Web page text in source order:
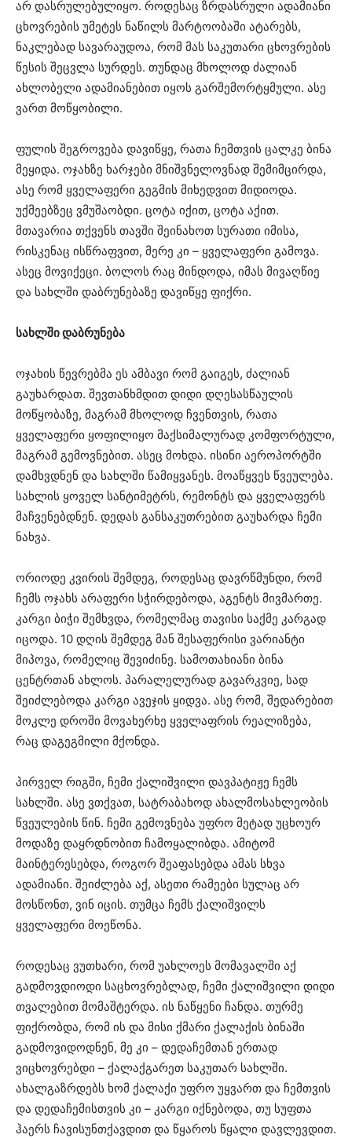
არ დასრულებულიყო. როდესაც ზრდასრული ადამიანი
ცხოვრების უმეტეს ნაწილს მარტოობაში ატარებს,
ნაკლებად სავარაუდოა, რომ მას საკუთარი ცხოვრების
წესის შეცვლა სურდეს. თუნდაც მხოლოდ ძალიან
ახლობელი ადამიანებით იყოს გარშემორტყმული. ასე
ვართ მოწყობილი.
ფულის შეგროვება დავიწყე, რათა ჩემთვის ცალკე ბინა
მეყიდა. ოჯახზე ხარჯები მნიშვნელოვნად შემიმცირდა,
ასე რომ ყველაფერი გეგმის მიხედვით მიდიოდა.
უქმეებზეც ვმუშაობდი. ცოტა იქით, ცოტა აქით.
მთავარია თქვენს თავში შეინახოთ სურათი იმისა,
რისკენაც ისწრაფვით, მერე კი – ყველაფერი გამოვა.
ასეც მოვიქეცი. ბოლოს რაც მინდოდა, იმას მივაღწიე
და სახლში დაბრუნებაზე დავიწყე ფიქრი.
სახლში დაბრუნება
ოჯახის წევრებმა ეს ამბავი რომ გაიგეს, ძალიან
გაუხარდათ. შევთანხმდით დიდი დღესასწაულის
მოწყობაზე, მაგრამ მხოლოდ ჩვენთვის, რათა
ყველაფერი ყოფილიყო მაქსიმალურად კომფორტული,
მაგრამ გემოვნებით. ასეც მოხდა. ისინი აეროპორტში
დამხვდნენ და სახლში წამიყვანეს. მოაწყვეს წვეულება.
სახლის ყოველ სანტიმეტრს, რემონტს და ყველაფერს
მაჩვენებდნენ. დედას განსაკუთრებით გაუხარდა ჩემი
ნახვა.
ორიოდე კვირის შემდეგ, როდესაც დავრწმუნდი, რომ
ჩემს ოჯახს არაფერი სჭირდებოდა, აგენტს მივმართე.
კარგი ბიჭი შემხვდა, რომელმაც თავისი საქმე კარგად
იცოდა. 10 დღის შემდეგ მან შესაფერისი ვარიანტი
მიპოვა, რომელიც შევიძინე. სამოთახიანი ბინა
ცენტრთან ახლოს. პარალელურად გავარკვიე, სად
შეიძლებოდა კარგი ავეჯის ყიდვა. ასე რომ, შედარებით
მოკლე დროში მოვახერხე ყველაფრის რეალიზება,
რაც დაგეგმილი მქონდა.
პირველ რიგში, ჩემი ქალიშვილი დავპატიჟე ჩემს
სახლში. ასე ვთქვათ, სატრაბახოდ ახალმოსახლეობის
წვეულების წინ. ჩემი გემოვნება უფრო მეტად უცხოურ
მოდაზე დაყრდნობით ჩამოყალიბდა. ამიტომ
მაინტერესებდა, როგორ შეაფასებდა ამას სხვა
ადამიანი. შეიძლება აქ, ასეთი რამეები სულაც არ
მოსწონთ, ვინ იცის. თუმცა ჩემს ქალიშვილს
ყველაფერი მოეწონა.
როდესაც ვუთხარი, რომ უახლოეს მომავალში აქ
გადმოვდიოდი საცხოვრებლად, ჩემი ქალიშვილი დიდი
თვალებით მომაშტერდა. ის ნაწყენი ჩანდა. თურმე
ფიქრობდა, რომ ის და მისი ქმარი ქალაქის ბინაში
გადმოვიდოდნენ, მე კი – დედაჩემთან ერთად
ვიცხოვრებდი – ქალაქგარეთ საკუთარ სახლში.
ახალგაზრდებს ხომ ქალაქი უფრო უყვართ და ჩემთვის
და დედაჩემისთვის კი – კარგი იქნებოდა, თუ სუფთა
ჰაერს ჩავისუნთქავდით და წყაროს წყალი დავლევდით.